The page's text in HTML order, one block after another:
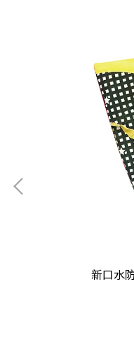
新口水